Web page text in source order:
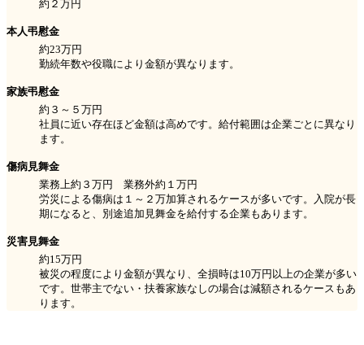
約２万円
本人弔慰金
約23万円
勤続年数や役職により金額が異なります。
家族弔慰金
約３～５万円
社員に近い存在ほど金額は高めです。給付範囲は企業ごとに異なり
ます。
傷病見舞金
業務上約３万円 業務外約１万円
労災による傷病は１～２万加算されるケースが多いです。入院が長
期になると、別途追加見舞金を給付する企業もあります。
災害見舞金
約15万円
被災の程度により金額が異なり、全損時は10万円以上の企業が多い
です。世帯主でない・扶養家族なしの場合は減額されるケースもあ
ります。